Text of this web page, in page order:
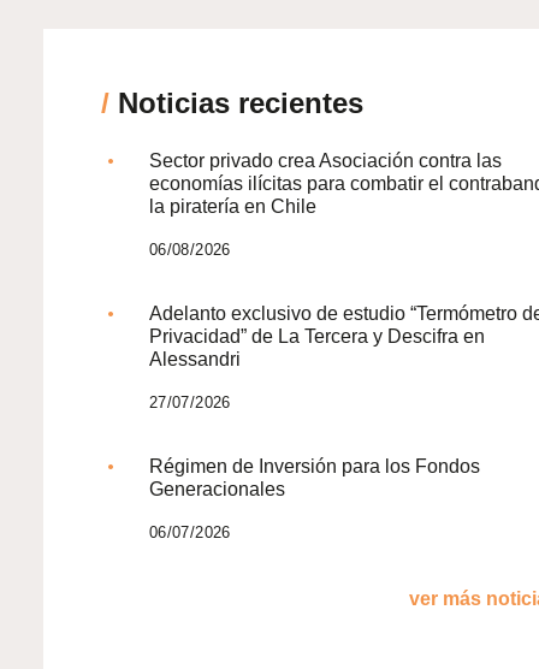
/ Noticias recientes
Sector privado crea Asociación contra las
economías ilícitas para combatir el
la piratería en Chile
06/08/2026
Adelanto exclusivo de estudio “Termómetro
Privacidad” de La Tercera y Descifra en
Alessandri
27/07/2026
Régimen de Inversión para los Fondos
Generacionales
06/07/2026
ver más